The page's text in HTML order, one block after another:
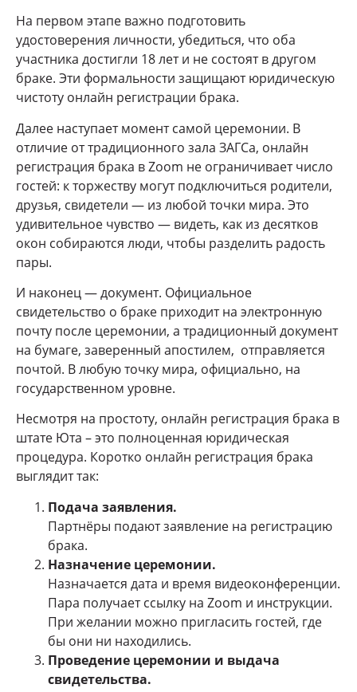
На первом этапе важно подготовить
удостоверения личности, убедиться, что оба
участника достигли 18 лет и не состоят в другом
браке. Эти формальности защищают юридическую
чистоту онлайн регистрации брака.
Далее наступает момент самой церемонии. В
отличие от традиционного зала ЗАГСа, онлайн
регистрация брака в Zoom не ограничивает число
гостей: к торжеству могут подключиться родители,
друзья, свидетели — из любой точки мира. Это
удивительное чувство — видеть, как из десятков
окон собираются люди, чтобы разделить радость
пары.
И наконец — документ. Официальное
свидетельство о браке приходит на электронную
почту после церемонии, а традиционный документ
на бумаге, заверенный апостилем, отправляется
почтой. В любую точку мира, официально, на
государственном уровне.
Несмотря на простоту, онлайн регистрация брака в
штате Юта – это полноценная юридическая
процедура. Коротко онлайн регистрация брака
выглядит так:
Подача заявления.
Партнёры подают заявление на регистрацию
брака.
Назначение церемонии.
Назначается дата и время видеоконференции.
Пара получает ссылку на Zoom и инструкции.
При желании можно пригласить гостей, где
бы они ни находились.
Проведение церемонии и выдача
свидетельства.